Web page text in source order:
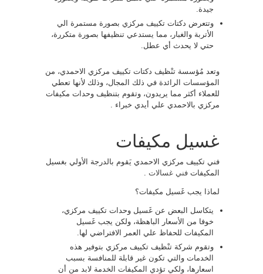
جيدة.
وتتعرض دكتات تكييف مركزي بصورة مستمرة الي
الأتربة والغبار، مما يستدعي تنظيفها بصورة متكررة،
حتي لا يحدث أي عطل.
وتعد مُؤسسة تنْظيف دكتات تكييف مركزي الاحمدي، من
المؤسسات الرائدة في ذلك المجال، وذلك لأنها تعطي
للعملاء أكثر مما يريدون، وتقوم بتنظيف وحدات مكيفات
مركزي بالاحمدي علي أيدي خبراء .
غسيل مكيفات
فني تكييف مركزي الاحمدي يَقوم بالدرجة الأولي بغسيل
المكيفات فني غسالات
لماذا يجب غَسيل مكيفات؟
يتكاسل البعض عن غَسيل وحدات تكييف مركزي،
خوفا من الأسعار الباهظة، ولكن يجب غَسيل
المكيفات للحفاظ علي العمر الافتراضي لها.
وتقوم شركة تنْظيف تكييف مركزي بتوفير هذه
الخدمات والتي تكون غير قابلة للمنافسة بسبب
اسعارها، ولكي تؤدي المكيفات الخدمة لابد من أن